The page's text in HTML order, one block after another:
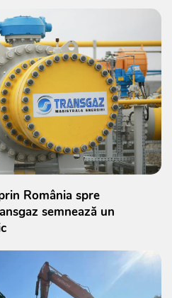
România spre
semnează un